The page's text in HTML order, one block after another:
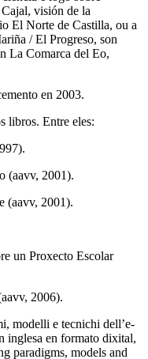
visión de la
El Norte de Castilla, ou a
/ El Progreso, son
La Comarca del Eo,
en 2003.
libros. Entre eles:
(aavv, 2001).
(aavv, 2001).
un Proxecto Escolar
2006).
modelli e tecnichi dell’e-
inglesa en formato dixital,
paradigms, models and